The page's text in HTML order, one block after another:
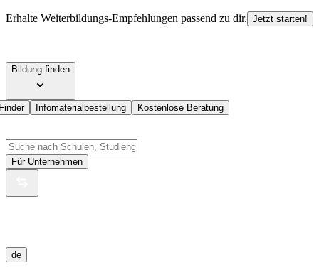
Erhalte Weiterbildungs-Empfehlungen passend zu dir. Jetzt starten!
Bildung finden
Infomaterialbestellung Kostenlose Beratung
Für Unternehmen
de